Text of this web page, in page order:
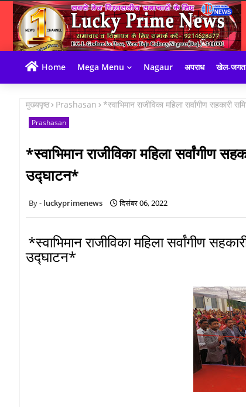
Home Mega Menu Nagaur अपराध खेल-जगत
मुख्यपृष्ठ Prashasan *स्वाभिमान राजीविका महिला सर्वांगीण
Prashasan
*स्वाभिमान राजीविका महिला सर्वांगीण
उद्घाटन*
luckyprimenews दिसंबर 06, 2022
*स्वाभिमान राजीविका महिला सर्वांगीण
उद्घाटन*